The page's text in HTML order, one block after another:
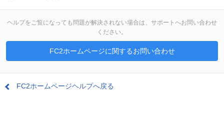
ヘルプをご覧になっても問題が解決されない場合は、サポートへお問い合わせ
ください。
FC2ホームページに関するお問い合わせ
FC2ホームページヘルプへ戻る